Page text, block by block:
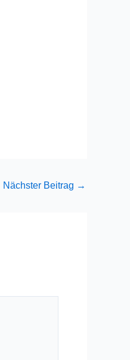
Nächster Beitrag →